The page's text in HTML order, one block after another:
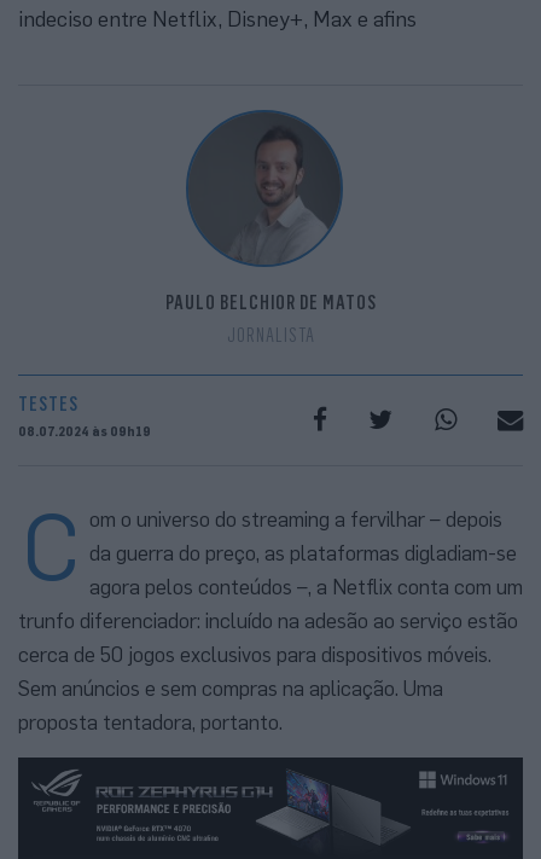
indeciso entre Netflix, Disney+, Max e afins
PAULO BELCHIOR DE MATOS
JORNALISTA
TESTES
08.07.2024 às 09h19
C
om o universo do streaming a fervilhar – depois
da guerra do preço, as plataformas digladiam-se
agora pelos conteúdos –, a Netflix conta com um
trunfo diferenciador: incluído na adesão ao serviço estão
cerca de 50 jogos exclusivos para dispositivos móveis.
Sem anúncios e sem compras na aplicação. Uma
proposta tentadora, portanto.